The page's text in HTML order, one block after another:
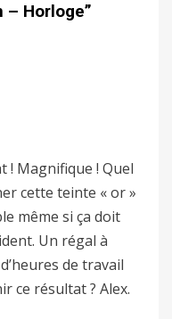
– Horloge”
Magnifique ! Quel
cette teinte « or »
même si ça doit
Un régal à
de travail
ce résultat ? Alex.